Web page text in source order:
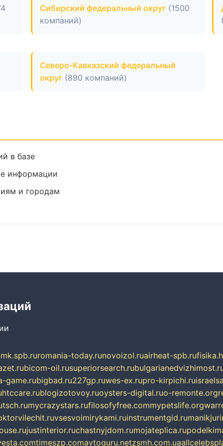
Сибирский федеральный округ (1500
компаний)
Северо-Кавказский федеральный
округ (890 компаний)
в базе
информации
и городам
romania-today.runovoizol.ruairheat-spb.ru
bicom-oil.rusuperiorsearch.ru
game.rubigbad.ru227gp.ruwes-ex.rupro-kirpichi.ru
htccare.rublogizotovoy.ruoysters-digital.ruo-remonte.org
mycrazystars.rufilosofyfree.commypetslife.org
vsesvoimirykami.ruinstrumentgid.ru
justinterior.ruchastnyjdom.rumojateplica.ru
timeszp.comavtoguru.netzsmh.com.ua